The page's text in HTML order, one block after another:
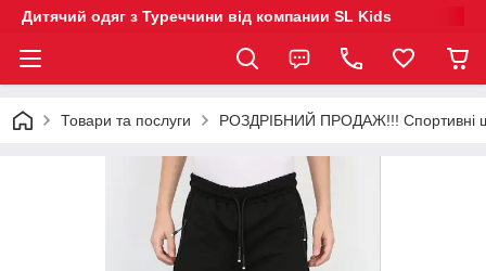
Дитячий одяг з Туреччини від компании SL Kids
Товари та послуги РОЗДРІБНИЙ ПРОДАЖ!!! Спортивні